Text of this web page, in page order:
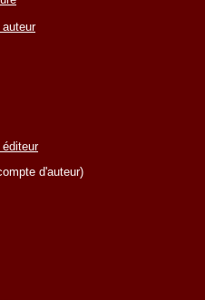
éditeur
d'auteur)